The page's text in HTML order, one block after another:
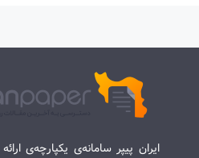
ایران پیپر سامانه‌ی یکپارچه‌ی